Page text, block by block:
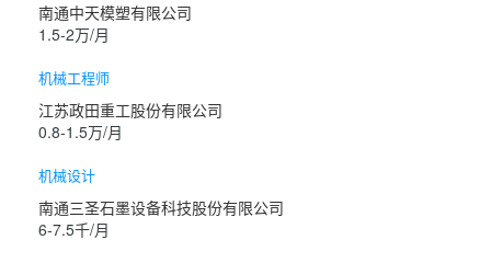
南通中天模塑有限公司
1.5-2万/月
机械工程师
江苏政田重工股份有限公司
0.8-1.5万/月
机械设计
南通三圣石墨设备科技股份有限公司
6-7.5千/月